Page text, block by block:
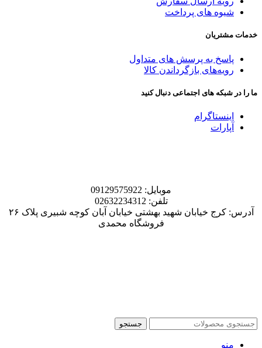
شیوه های پرداخت
خدمات مشتریان
پاسخ به پرسش های متداول
رویه‌های بازگرداندن کالا
ما را در شبکه های اجتماعی دنبال کنید
اینستاگرام
آپارات
موبایل: 09129575922
تلفن: 02632234312
آدرس: کرج خیابان شهید بهشتی خیابان آبان کوچه شبیری پلاک ۲۶
فروشگاه محمدی
جستجو
منو